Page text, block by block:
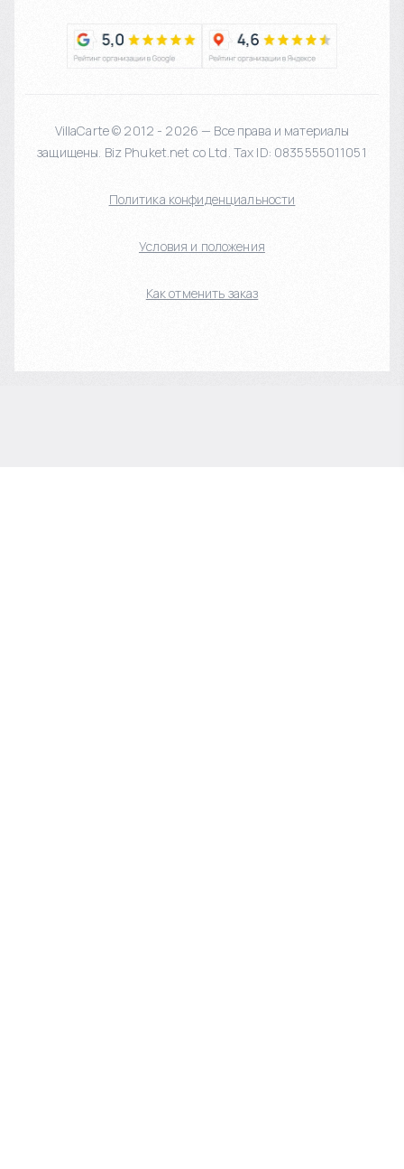
VillaCarte © 2012 - 2026 — Все права и материалы
защищены. Biz Phuket.net co Ltd. Tax ID: 0835555011051
Политика конфиденциальности
Условия и положения
Как отменить заказ